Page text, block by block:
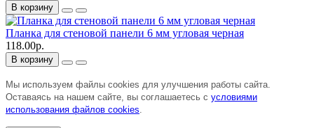
В корзину
Планка для стеновой панели 6 мм угловая черная
118.00р.
В корзину
Мы используем файлы cookies для улучшения работы сайта.
Оставаясь на нашем сайте, вы соглашаетесь с условиями
использования файлов cookies.